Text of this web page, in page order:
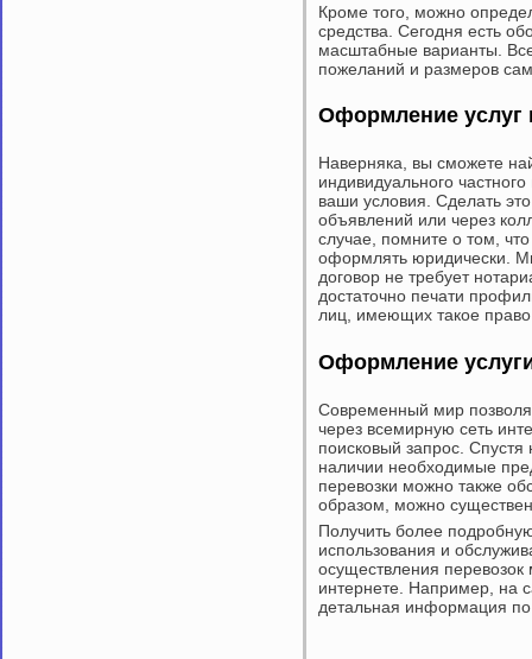
Кроме того, можно
средства. Сегодня есть
масштабные варианты.
пожеланий и размеров
Оформление услуг
Наверняка, вы сможете
индивидуального
ваши условия. Сделать
объявлений или через
случае, помните о том,
оформлять юридически.
договор не требует
достаточно печати
лиц, имеющих такое
Оформление
Современный мир
через всемирную сеть
поисковый запрос. Спустя
наличии необходимые
перевозки можно также
образом, можно
Получить более
использования и
осуществления
интернете. Например, на
детальная информация